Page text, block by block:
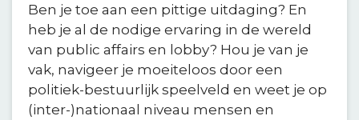
Ben je toe aan een pittige uitdaging? En
heb je al de nodige ervaring in de wereld
van public affairs en lobby? Hou je van je
vak, navigeer je moeiteloos door een
politiek-bestuurlijk speelveld en weet je op
(inter-)nationaal niveau mensen en